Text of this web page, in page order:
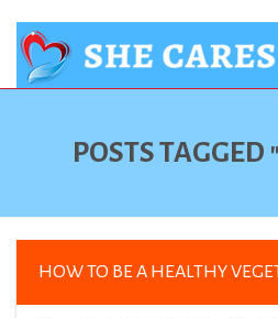
POSTS TAGGED
HOW TO BE A HEALTHY